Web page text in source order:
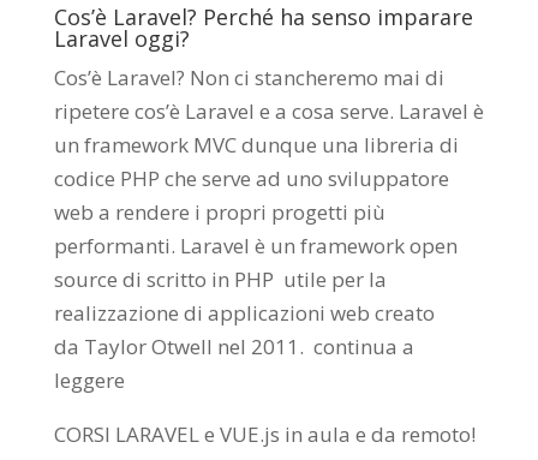
Cos’è Laravel? Perché ha senso imparare
Laravel oggi?
Cos’è Laravel? Non ci stancheremo mai di
ripetere cos’è Laravel e a cosa serve. Laravel è
un framework MVC dunque una libreria di
codice PHP che serve ad uno sviluppatore
web a rendere i propri progetti più
performanti. Laravel è un framework open
source di scritto in PHP utile per la
realizzazione di applicazioni web creato
da Taylor Otwell nel 2011. continua a
leggere
CORSI LARAVEL e VUE.js in aula e da remoto!